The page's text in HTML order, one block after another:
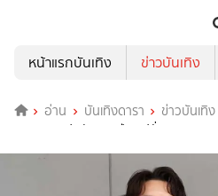
หน้าแรกบันเทิง
ข่าวบันเทิง
อ่าน บันเทิงดารา ข่าวบันเทิง
ครบรอบแฟนกัน 13 ปี แคปชั่นสุดหวาน